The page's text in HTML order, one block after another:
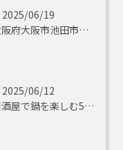
2025/06/19
大阪府大阪市池田市で楽しむしゃぶしゃぶの魅力とは？
2025/06/12
居酒屋で鍋を楽しむ5つの理由 ゆったりとした時間を